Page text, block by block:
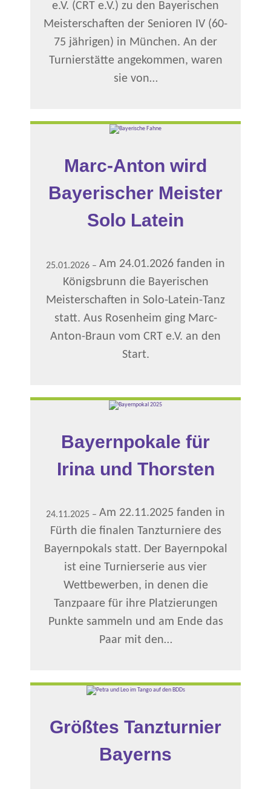
e.V. (CRT e.V.) zu den Bayerischen
Meisterschaften der Senioren IV (60-
75 jährigen) in München. An der
Turnierstätte angekommen, waren
sie von…
Marc-Anton wird
Bayerischer Meister
Solo Latein
25.01.2026 – Am 24.01.2026 fanden in
Königsbrunn die Bayerischen
Meisterschaften in Solo-Latein-Tanz
statt. Aus Rosenheim ging Marc-
Anton-Braun vom CRT e.V. an den
Start.
Bayernpokale für
Irina und Thorsten
24.11.2025 – Am 22.11.2025 fanden in
Fürth die finalen Tanzturniere des
Bayernpokals statt. Der Bayernpokal
ist eine Turnierserie aus vier
Wettbewerben, in denen die
Tanzpaare für ihre Platzierungen
Punkte sammeln und am Ende das
Paar mit den…
Größtes Tanzturnier
Bayerns